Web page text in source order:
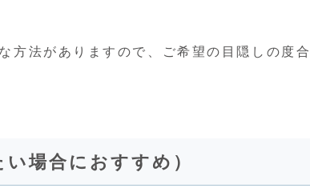
方法がありますので、ご希望の目隠しの度
場合におすすめ）